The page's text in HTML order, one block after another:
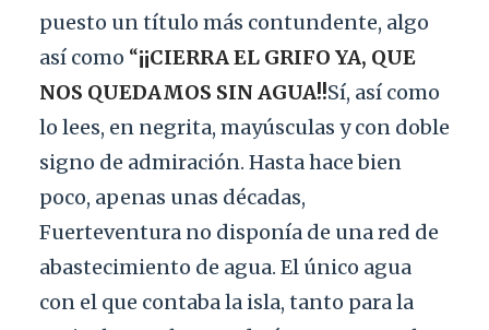
puesto un título más contundente, algo
así como “¡¡CIERRA EL GRIFO YA, QUE
NOS QUEDAMOS SIN AGUA!!Sí, así como
lo lees, en negrita, mayúsculas y con doble
signo de admiración. Hasta hace bien
poco, apenas unas décadas,
Fuerteventura no disponía de una red de
abastecimiento de agua. El único agua
con el que contaba la isla, tanto para la